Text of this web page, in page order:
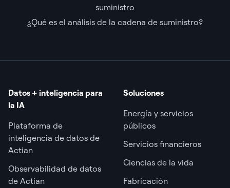
suministro
¿Qué es el análisis de la cadena de suministro?
Datos + inteligencia para
la IA
Plataforma de
inteligencia de datos de
Actian
Observabilidad de datos
de Actian
Soluciones
Energía y servicios
públicos
Servicios financieros
Ciencias de la vida
Fabricación